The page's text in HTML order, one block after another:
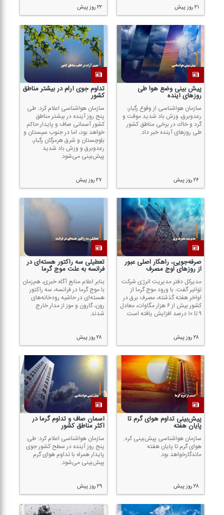
۲۱ روز پیش ۲۲ روز پیش
پیش بینی وضع هوا طی
روز‌های آینده
سازمان هواشناسی از وقوع رگبار،
رعدوبرق، وزش باد شدید موقت و
گرد و خاك در برخی مناطق كشور
طی روز‌های آینده خبر داد.
۲۶ روز پیش
تداوم جوی آرام در بیشتر مناطق
كشور
سازمان هواشناسی اعلام كرد: طی
پنج روز آینده در بیشتر مناطق
كشور آسمانی صاف و پایدار حاكم
خواهد بود، اما در جنوب سیستان و
بلوچستان و شرق هرمزگان رگبار،
رعدوبرق و وزش باد شدید
پیش‌بینی می‌شود.
۲۷ روز پیش
صرفه‌جویی، راهكار اصلی عبور
از روز‌های اوج مصرف
مدیركل دفتر مدیریت انرژی شركت
توانیر گفت: با ورود موج گرما از
اواخر هفته گذشته، مصرف برق در
كشور بیش از ۶ هزار مگاوات، معادل
۹ تا ۱۰ درصد افزایش یافته است.
۲۸ روز پیش
تعطیلی سه راكتور هسته‌ای در
فرانسه به علت موج گرما
بنابر اعلام منابع آگاه خبری، هم‌زمان
با موج گرما در فرانسه، سه راكتور
هسته‌ای در حاشیه رودخانه‌های
رون، گارون و موز از مدار خارج
شدند.
۲۸ روز پیش
پیش‌بینی تداوم هوای گرم تا
پایان هفته
سازمان هواشناسی پیش‌بینی كرد:
هوای گرم تا پایان هفته
ماندگارخواهد بود.
۲۸ روز پیش
آسمان صاف و تداوم گرما در
اكثر مناطق كشور
سازمان هواشناسی اعلام كرد: طی
پنج روز آینده در سطح كشور جوی
پایدار همراه با تداوم هوای گرم
پیش‌بینی می‌شود.
۲۹ روز پیش